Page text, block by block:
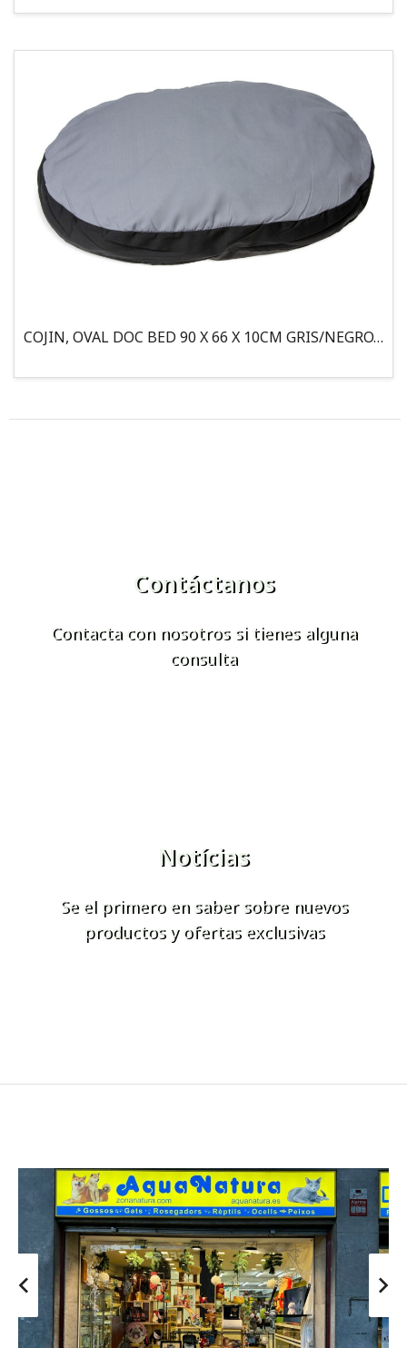
COJIN, OVAL DOC BED 90 X 66 X 10CM GRIS/NEGRO, 95°
Contáctanos
Contacta con nosotros si tienes alguna
consulta
Notícias
Se el primero en saber sobre nuevos
productos y ofertas exclusivas